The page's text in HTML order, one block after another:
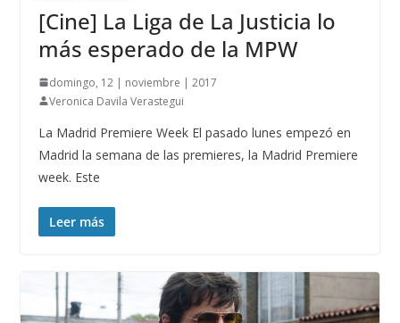
[Cine] La Liga de La Justicia lo
más esperado de la MPW
domingo, 12 | noviembre | 2017
Veronica Davila Verastegui
La Madrid Premiere Week El pasado lunes empezó en
Madrid la semana de las premieres, la Madrid Premiere
week. Este
Leer más